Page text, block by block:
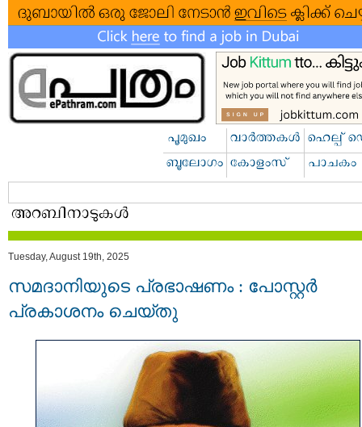
Tuesday, August 19th, 2025
സമദാനിയുടെ പ്രഭാഷണം : പോസ്റ്റർ
പ്രകാശനം ചെയ്തു